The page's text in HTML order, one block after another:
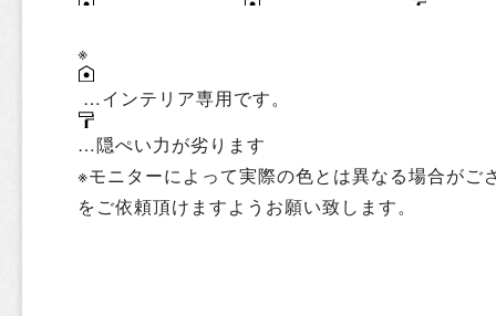
※
…インテリア専用です。
…隠ぺい力が劣ります
※モニターによって実際の色とは異なる場合がご
をご依頼頂けますようお願い致します。